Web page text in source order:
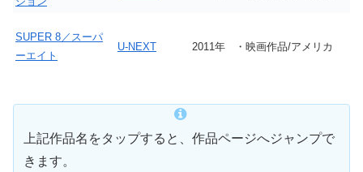
SUPER 8／スーパ
ーエイト
U-NEXT 2011年 ・映画作品/アメリカ
上記作品名をタップすると、作品ページへジャンプで
きます。